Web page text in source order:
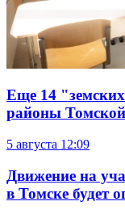
Еще 14 "земских
районы
5 августа 12:09
Движение на
в Томске будет